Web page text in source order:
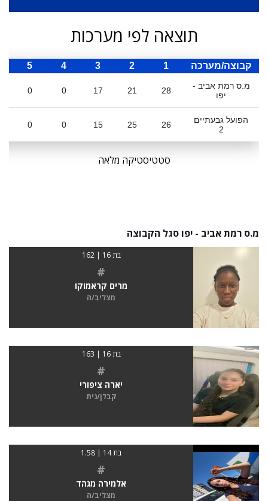
תוצאה לפי מערכות
קבוצה/מערכה 1
2
3
4
5
מ.ס רמת אביב -
יפו
28
21
17
0
0
הפועל גבעתיים
2
26
25
15
0
0
סטטיסטיקה מלאה
מ.ס רמת אביב - יפו סגל הקבוצה
בת 16 | 162
#
מרים קראמוקו
מצליב/ה
בת 16 | 163
#
יארה ציפורי
קבלן/נית
בת 14 | 1.58
#
אלמירה מגהד
מצליב/ה